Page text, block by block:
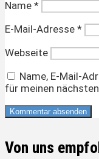
Name *
E-Mail-Adresse *
Webseite
Name, E-Mail-
für meinen
Von uns